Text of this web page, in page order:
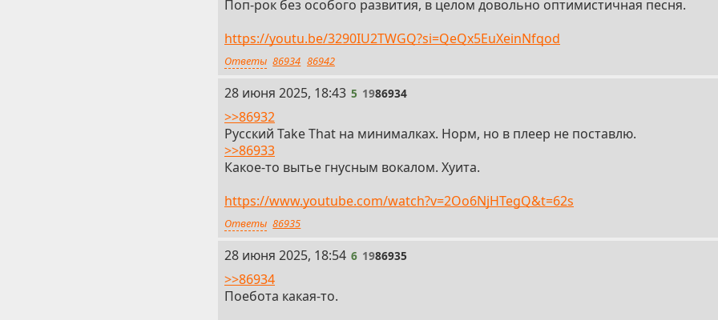
Поп-рок без особого развития, в целом довольно оптимистичная песня.
https://youtu.be/3290IU2TWGQ?si=QeQx5EuXeinNfqod
Ответы 86934 86942
5
28 июня 2025, 18:43 5 1986934
>>86932
Русский Take That на минималках. Норм, но в плеер не поставлю.
>>86933
Какое-то вытье гнусным вокалом. Хуита.
https://www.youtube.com/watch?v=2Oo6NjHTegQ&t=62s
Ответы 86935
6
28 июня 2025, 18:54 6 1986935
>>86934
Поебота какая-то.